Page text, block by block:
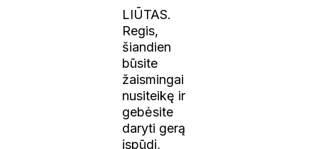
LIŪTAS.
Regis,
šiandien
būsite
žaismingai
nusiteikę ir
gebėsite
daryti gerą
įspūdį,